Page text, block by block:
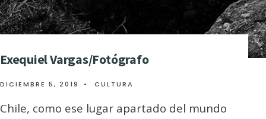
Exequiel Vargas/Fotógrafo
DICIEMBRE 5, 2019 • CULTURA
Chile, como ese lugar apartado del mundo